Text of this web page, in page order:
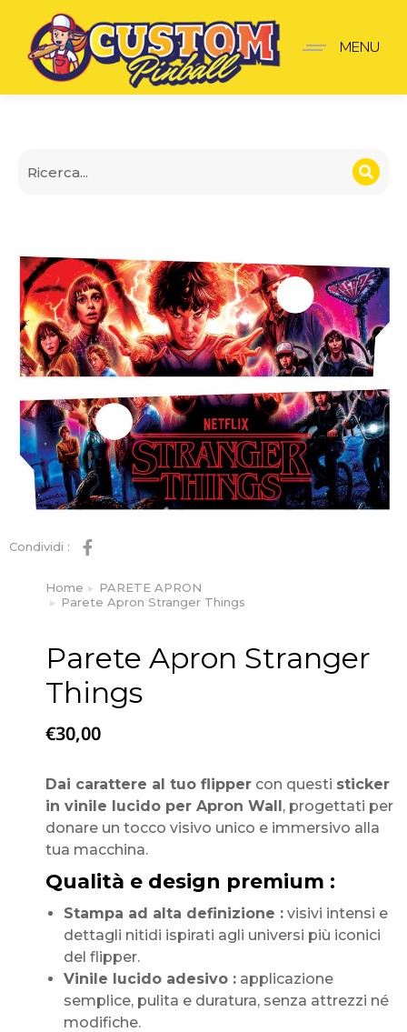
Parete Apron Stranger
MENU
Condividi :
Tu sei qui:
Home
PARETE APRON
Parete Apron Stranger Things
Parete Apron Stranger
Things
€30,00
Dai carattere al tuo flipper con questi sticker
in vinile lucido per Apron Wall, progettati per
donare un tocco visivo unico e immersivo alla
tua macchina.
Qualità e design premium :
Stampa ad alta definizione : visivi intensi e
dettagli nitidi ispirati agli universi più iconici
del flipper.
Vinile lucido adesivo : applicazione
semplice, pulita e duratura, senza attrezzi né
modifiche.